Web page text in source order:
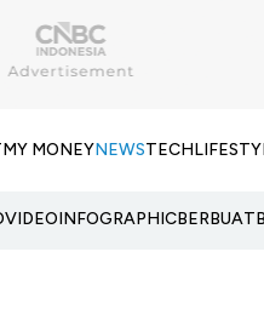
MY MONEYNEWSTECH
VIDEOINFOGRAPHIC